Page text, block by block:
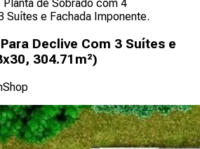
de Sobrado com 4
Suítes e Fachada Imponente.
Declive Com 3 Suítes e
304.71m²)